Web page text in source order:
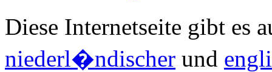
Diese Internetseite gibt es
niederl�ndischer und